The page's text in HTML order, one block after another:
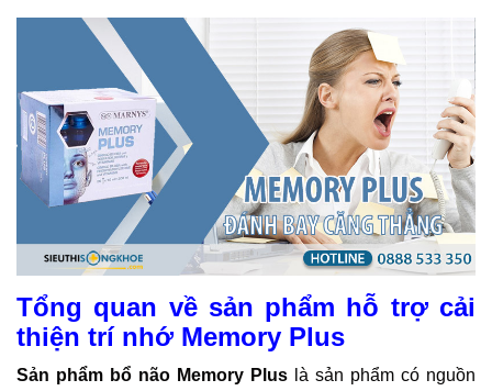
Tổng quan về sản phẩm hỗ trợ cải
thiện trí nhớ Memory Plus
Sản phẩm bổ não Memory Plus là sản phẩm có nguồn